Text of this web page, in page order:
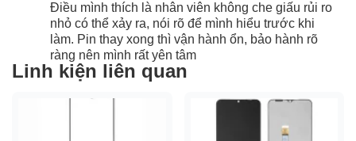
Điều mình thích là nhân viên không che giấu rủi ro
nhỏ có thể xảy ra, nói rõ để mình hiểu trước khi
làm. Pin thay xong thì vận hành ổn, bảo hành rõ
ràng nên mình rất yên tâm
Linh kiện liên quan